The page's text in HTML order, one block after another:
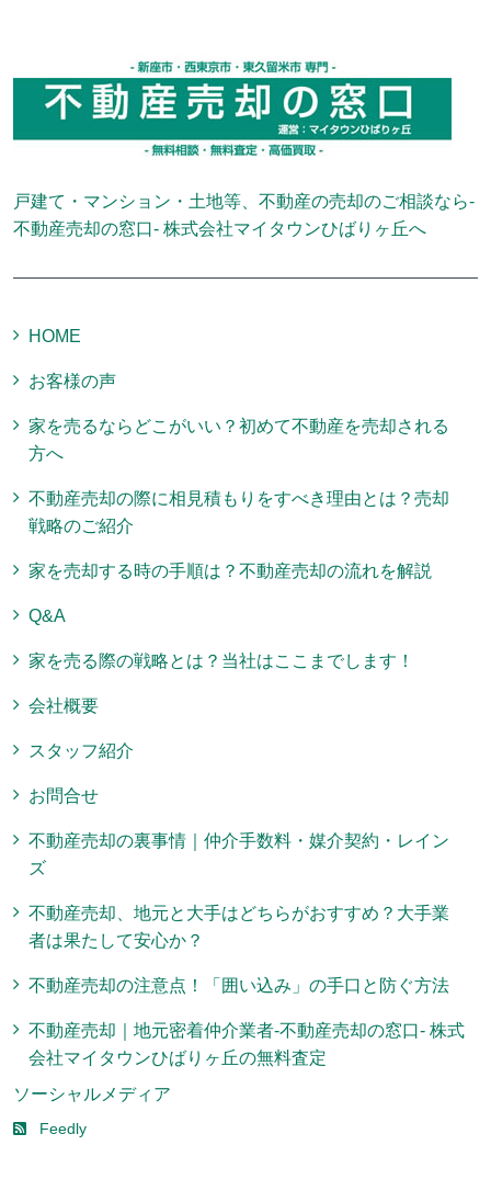
戸建て・マンション・土地等、不動産の売却のご相談なら-
不動産売却の窓口- 株式会社マイタウンひばりヶ丘へ
HOME
お客様の声
家を売るならどこがいい？初めて不動産を売却される
方へ
不動産売却の際に相見積もりをすべき理由とは？売却
戦略のご紹介
家を売却する時の手順は？不動産売却の流れを解説
Q&A
家を売る際の戦略とは？当社はここまでします！
会社概要
スタッフ紹介
お問合せ
不動産売却の裏事情｜仲介手数料・媒介契約・レイン
ズ
不動産売却、地元と大手はどちらがおすすめ？大手業
者は果たして安心か？
不動産売却の注意点！「囲い込み」の手口と防ぐ方法
不動産売却｜地元密着仲介業者-不動産売却の窓口- 株式
会社マイタウンひばりヶ丘の無料査定
ソーシャルメディア
Feedly